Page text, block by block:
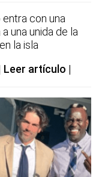
entra con una
una unida de la
la isla
Leer artículo